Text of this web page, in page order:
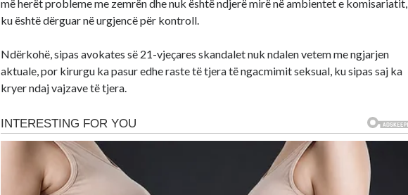
më herët probleme me zemrën dhe nuk është ndjerë mirë në ambientet e komisariatit,
ku është dërguar në urgjencë për kontroll.
Ndërkohë, sipas avokates së 21-vjeçares skandalet nuk ndalen vetem me ngjarjen
aktuale, por kirurgu ka pasur edhe raste të tjera të ngacmimit seksual, ku sipas saj ka
kryer ndaj vajzave të tjera.